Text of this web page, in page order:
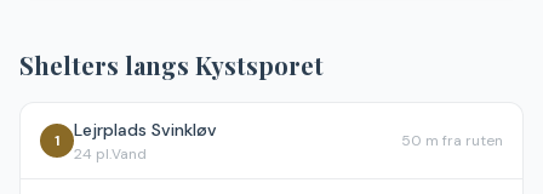
Shelters langs Kystsporet
1 Lejrplads Svinkløv
24 pl.Vand
50 m fra ruten